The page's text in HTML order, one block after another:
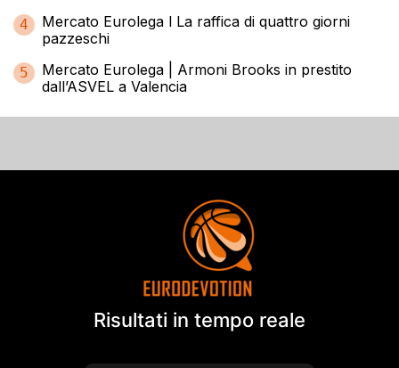
4
Mercato Eurolega l La raffica di quattro giorni
pazzeschi
5
Mercato Eurolega | Armoni Brooks in prestito
dall’ASVEL a Valencia
Risultati in tempo reale